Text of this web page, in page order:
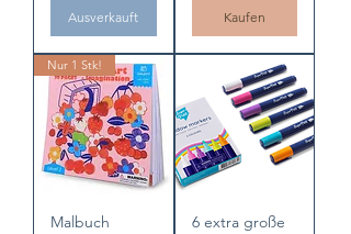
Ausverkauft Kaufen
Nur 1 Stk!
Malbuch
6 extra große